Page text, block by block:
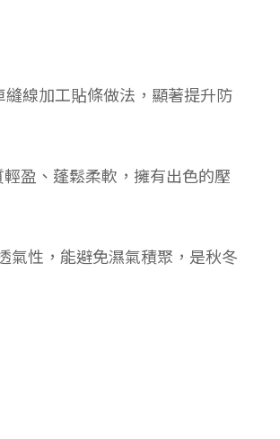
線加工貼條做法，顯著提升防
盈、蓬鬆柔軟，擁有出色的壓
氣性，能避免濕氣積聚，是秋冬